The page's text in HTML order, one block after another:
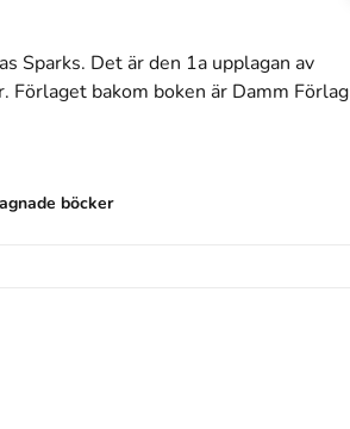
Sparks. Det är den 1a upplagan av
. Förlaget bakom boken är Damm Förlag
böcker